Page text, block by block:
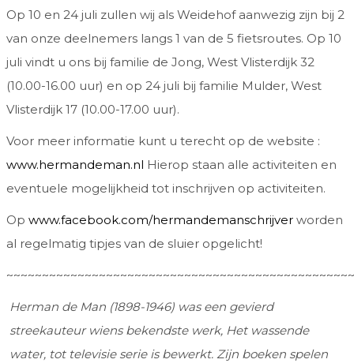
Op 10 en 24 juli zullen wij als Weidehof aanwezig zijn bij 2
van onze deelnemers langs 1 van de 5 fietsroutes. Op 10
juli vindt u ons bij familie de Jong, West Vlisterdijk 32
(10.00-16.00 uur) en op 24 juli bij familie Mulder, West
Vlisterdijk 17 (10.00-17.00 uur).
Voor meer informatie kunt u terecht op de website :
www.hermandeman.nl Hierop staan alle activiteiten en
eventuele mogelijkheid tot inschrijven op activiteiten.
Op www.facebook.com/hermandemanschrijver worden
al regelmatig tipjes van de sluier opgelicht!
Herman de Man (1898-1946) was een gevierd
streekauteur wiens bekendste werk, Het wassende
water, tot televisie serie is bewerkt. Zijn boeken spelen